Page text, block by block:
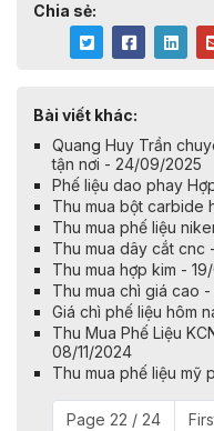
Chia sẻ:
Bài viết khác:
Quang Huy Trần
tận nơi - 24/09/2025
Phế liệu dao phay
Thu mua bột carbide
Thu mua phế liệu
Thu mua dây cắt cnc
Thu mua hợp kim -
Thu mua chì giá cao
Giá chì phế liệu hôm
Thu Mua Phế Liệu
08/11/2024
Thu mua phế liệu mỹ
Page 22 / 24